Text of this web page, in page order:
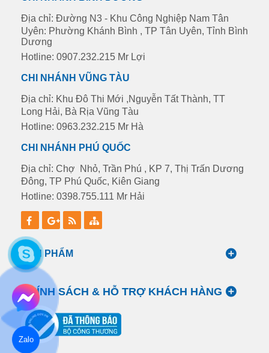
Địa chỉ: Đường N3 - Khu Công Nghiệp Nam Tân
Uyên: Phường Khánh Bình , TP Tân Uyên, Tỉnh Bình
Dương
Hotline: 0907.232.215 Mr Lợi
CHI NHÁNH VŨNG TÀU
Địa chỉ: Khu Đô Thi Mới ,Nguyễn Tất Thành, TT
Long Hải, Bà Rịa Vũng Tàu
Hotline: 0963.232.215 Mr Hà
CHI NHÁNH PHÚ QUỐC
Địa chỉ: Chợ Nhỏ, Trần Phú , KP 7, Thị Trấn Dương
Đông, TP Phú Quốc, Kiên Giang
Hotline: 0398.755.111 Mr Hải
SẢN PHẨM
CHÍNH SÁCH & HỖ TRỢ KHÁCH HÀNG
Zalo